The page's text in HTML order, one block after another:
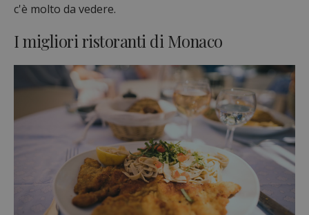
c'è molto da vedere.
I migliori ristoranti di Monaco